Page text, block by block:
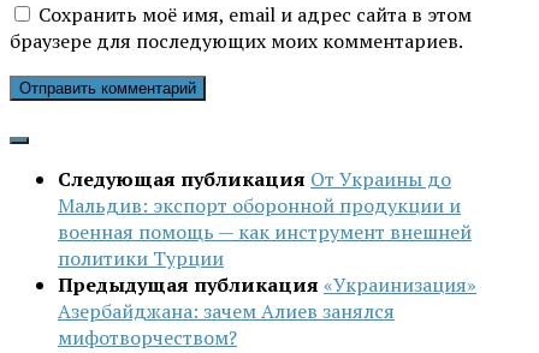
Сохранить моё имя, email и адрес сайта в этом
браузере для последующих моих комментариев.
Следующая публикация От Украины до
Мальдив: экспорт оборонной продукции и
военная помощь — как инструмент внешней
политики Турции
Предыдущая публикация «Украинизация»
Азербайджана: зачем Алиев занялся
мифотворчеством?